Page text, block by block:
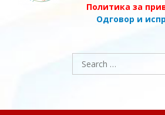
Политика за
Одговор и
Search
for: